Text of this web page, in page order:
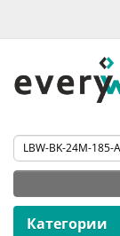
Категории